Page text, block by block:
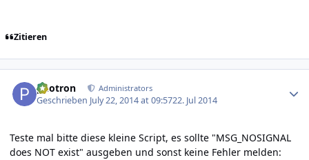
Zitieren
photron Administrators
Geschrieben July 22, 2014 at 09:5722. Jul 2014
Teste mal bitte diese kleine Script, es sollte "MSG_NOSIGNAL
does NOT exist" ausgeben und sonst keine Fehler melden: